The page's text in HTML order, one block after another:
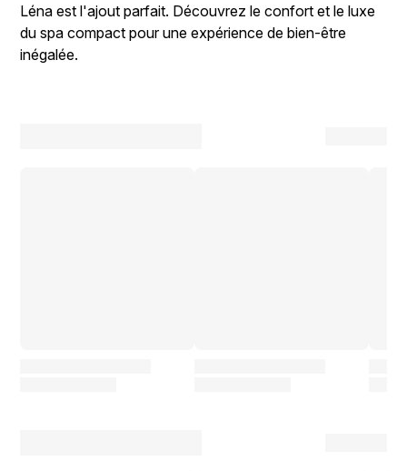
Léna est l'ajout parfait. Découvrez le confort et le luxe
du spa compact pour une expérience de bien-être
inégalée.